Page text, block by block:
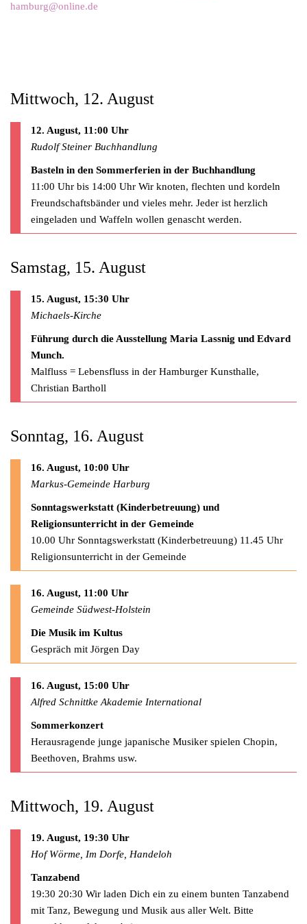
hamburg@online.de
Mittwoch, 12. August
12. August, 11:00 Uhr
Rudolf Steiner Buchhandlung
Basteln in den Sommerferien in der Buchhandlung
11:00 Uhr bis 14:00 Uhr Wir knoten, flechten und kordeln
Freundschaftsbänder und vieles mehr. Jeder ist herzlich
eingeladen und Waffeln wollen genascht werden.
Samstag, 15. August
15. August, 15:30 Uhr
Michaels-Kirche
Führung durch die Ausstellung Maria Lassnig und Edvard
Munch.
Malfluss = Lebensfluss in der Hamburger Kunsthalle,
Christian Bartholl
Sonntag, 16. August
16. August, 10:00 Uhr
Markus-Gemeinde Harburg
Sonntagswerkstatt (Kinderbetreuung) und
Religionsunterricht in der Gemeinde
10.00 Uhr Sonntagswerkstatt (Kinderbetreuung) 11.45 Uhr
Religionsunterricht in der Gemeinde
16. August, 11:00 Uhr
Gemeinde Südwest-Holstein
Die Musik im Kultus
Gespräch mit Jörgen Day
16. August, 15:00 Uhr
Alfred Schnittke Akademie International
Sommerkonzert
Herausragende junge japanische Musiker spielen Chopin,
Beethoven, Brahms usw.
Mittwoch, 19. August
19. August, 19:30 Uhr
Hof Wörme, Im Dorfe, Handeloh
Tanzabend
19:30 20:30 Wir laden Dich ein zu einem bunten Tanzabend
mit Tanz, Bewegung und Musik aus aller Welt. Bitte